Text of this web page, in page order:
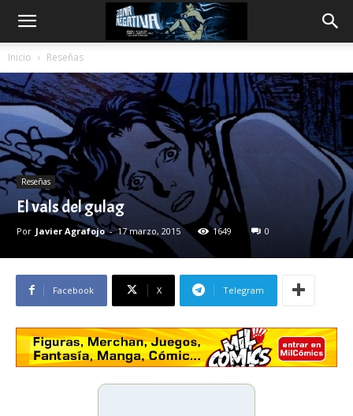
Inicio Reseñas
Reseñas
El vals del gulag
Por Javier Agrafojo - 17 marzo, 2015 1649 0
Facebook X Telegram